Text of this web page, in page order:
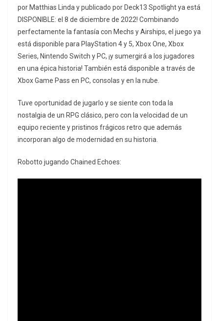
por Matthias Linda y publicado por Deck13 Spotlight ya está
DISPONIBLE: el 8 de diciembre de 2022! Combinando
perfectamente la fantasía con Mechs y Airships, el juego ya
está disponible para PlayStation 4 y 5, Xbox One, Xbox
Series, Nintendo Switch y PC, ¡y sumergirá a los jugadores
en una épica historia! También está disponible a través de
Xbox Game Pass en PC, consolas y en la nube.
Tuve oportunidad de jugarlo y se siente con toda la
nostalgia de un RPG clásico, pero con la velocidad de un
equipo reciente y pristinos frágicos retro que además
incorporan algo de modernidad en su historia.
Robotto jugando Chained Echoes: